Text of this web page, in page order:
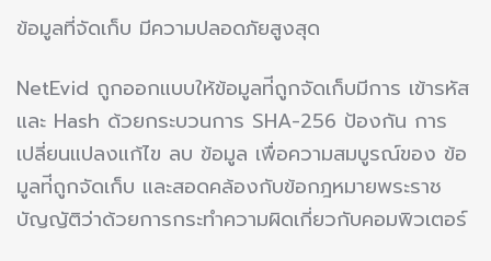
ข้อมูลที่จัดเก็บ มีความปลอดภัยสูงสุด
NetEvid ถูกออกแบบให้ข้อมูลท่ีถูกจัดเก็บมีการ เข้ารหัส
และ Hash ด้วยกระบวนการ SHA-256 ป้องกัน การ
เปลี่ยนแปลงแก้ไข ลบ ข้อมูล เพื่อความสมบูรณ์ของ ข้อ
มูลท่ีถูกจัดเก็บ และสอดคล้องกับข้อกฎหมายพระราช
บัญญัติว่าด้วยการกระทําความผิดเกี่ยวกับคอมพิวเตอร์